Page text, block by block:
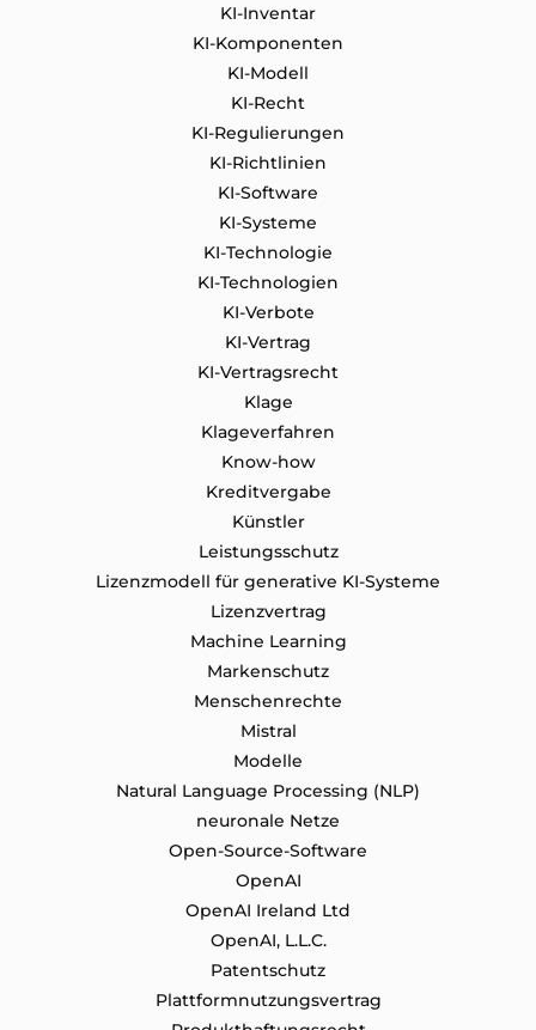
KI-Inventar
KI-Komponenten
KI-Modell
KI-Recht
KI-Regulierungen
KI-Richtlinien
KI-Software
KI-Systeme
KI-Technologie
KI-Technologien
KI-Verbote
KI-Vertrag
KI-Vertragsrecht
Klage
Klageverfahren
Know-how
Kreditvergabe
Künstler
Leistungsschutz
Lizenzmodell für generative KI-Systeme
Lizenzvertrag
Machine Learning
Markenschutz
Menschenrechte
Mistral
Modelle
Natural Language Processing (NLP)
neuronale Netze
Open-Source-Software
OpenAI
OpenAI Ireland Ltd
OpenAI, L.L.C.
Patentschutz
Plattformnutzungsvertrag